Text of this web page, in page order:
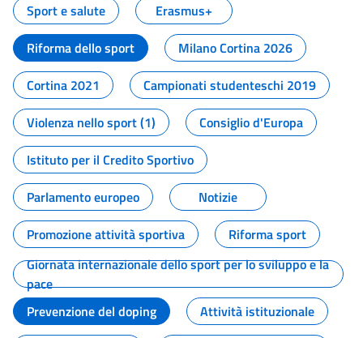
Sport e salute
Erasmus+
Riforma dello sport
Milano Cortina 2026
Cortina 2021
Campionati studenteschi 2019
Violenza nello sport (1)
Consiglio d'Europa
Istituto per il Credito Sportivo
Parlamento europeo
Notizie
Promozione attività sportiva
Riforma sport
Giornata internazionale dello sport per lo sviluppo e la
pace
Prevenzione del doping
Attività istituzionale